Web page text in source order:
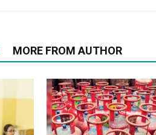
MORE FROM AUTHOR